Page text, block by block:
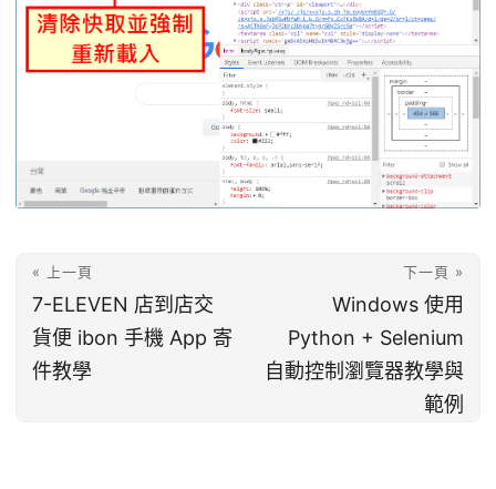
« 上一頁
7-ELEVEN 店到店交
貨便 ibon 手機 App 寄
件教學
下一頁 »
Windows 使用
Python + Selenium
自動控制瀏覽器教學與
範例